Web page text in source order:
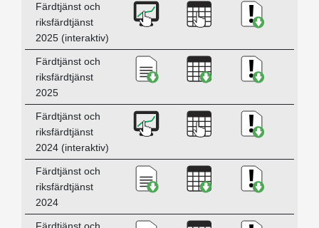
Färdtjänst och
riksfärdtjänst
2025 (interaktiv)
Ladda ner Färdtjänst 2025 -
Ladda nerLadda ner
Färdtjänst och
riksfärdtjänst
2025
Ladda ner Färdtjänst och
Ladda nerLadda ner
Färdtjänst och
riksfärdtjänst
2024 (interaktiv)
Ladda ner Färdtjänst 2024
Ladda nerLadda ner
Färdtjänst och
riksfärdtjänst
2024
Ladda ner Färdtjänst och
Ladda nerLadda ner